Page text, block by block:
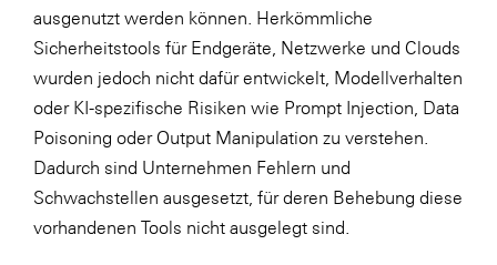
Somfy
Sony DADC
SPIEGLTEC
STIHL Tirol
Trend Micro
TAG GmbH
ausgenutzt werden können. Herkömmliche
Sicherheitstools für Endgeräte, Netzwerke und Clouds
wurden jedoch nicht dafür entwickelt, Modellverhalten
oder KI-spezifische Risiken wie Prompt Injection, Data
Poisoning oder Output Manipulation zu verstehen.
Dadurch sind Unternehmen Fehlern und
Schwachstellen ausgesetzt, für deren Behebung diese
vorhandenen Tools nicht ausgelegt sind.